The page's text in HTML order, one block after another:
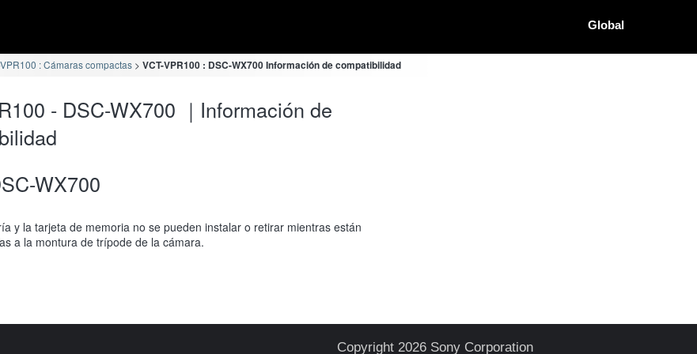
Global
: Cámaras compactas VCT-VPR100 : DSC-WX700 Información de compatibilidad
- DSC-WX700 ｜Información de
WX700
y la tarjeta de memoria no se pueden instalar o retirar mientras están
a la montura de trípode de la cámara.
Copyright 2026 Sony Corporation